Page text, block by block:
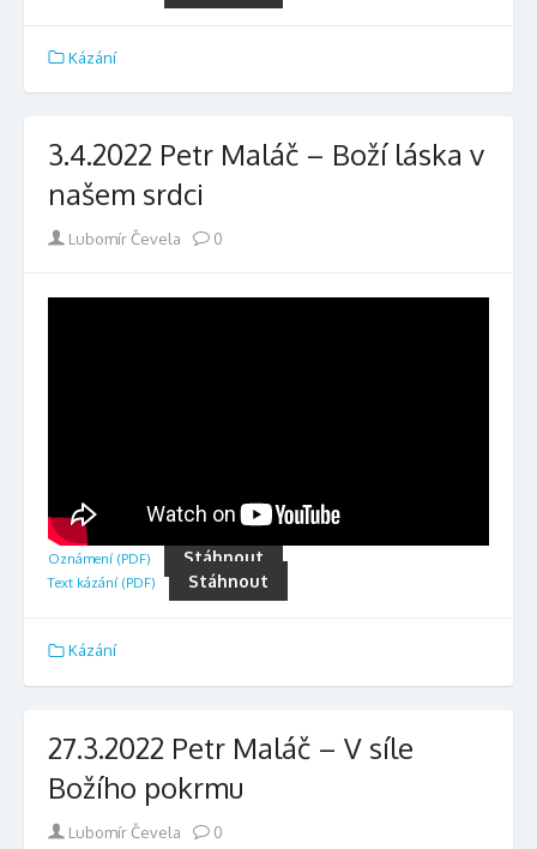
Kázání
3.4.2022 Petr Maláč – Boží láska v
našem srdci
Author
Lubomír Čevela 0
Oznámení (PDF) Stáhnout
Text kázání (PDF) Stáhnout
Kázání
27.3.2022 Petr Maláč – V síle
Božího pokrmu
Author
Lubomír Čevela 0